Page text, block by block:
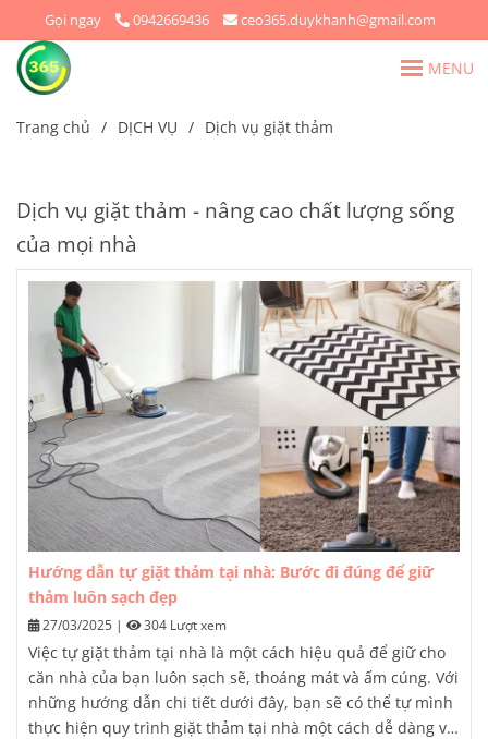
Gọi ngay 0942669436 ceo365.duykhanh@gmail.com
MENU
Trang chủ / DỊCH VỤ / Dịch vụ giặt thảm
Dịch vụ giặt thảm - nâng cao chất lượng sống
của mọi nhà
Hướng dẫn tự giặt thảm tại nhà: Bước đi đúng để giữ
thảm luôn sạch đẹp
27/03/2025 | 304 Lượt xem
Việc tự giặt thảm tại nhà là một cách hiệu quả để giữ cho
căn nhà của bạn luôn sạch sẽ, thoáng mát và ấm cúng. Với
những hướng dẫn chi tiết dưới đây, bạn sẽ có thể tự mình
thực hiện quy trình giặt thảm tại nhà một cách dễ dàng và